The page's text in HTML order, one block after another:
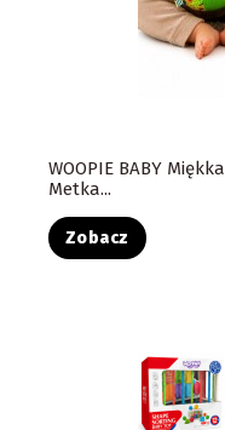
WOOPIE BABY
Metka...
Zobacz